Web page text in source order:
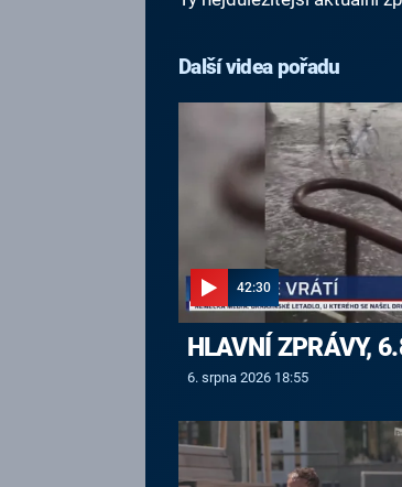
Další videa pořadu
42:30
HLAVNÍ ZPRÁVY,
6. srpna 2026 18:55